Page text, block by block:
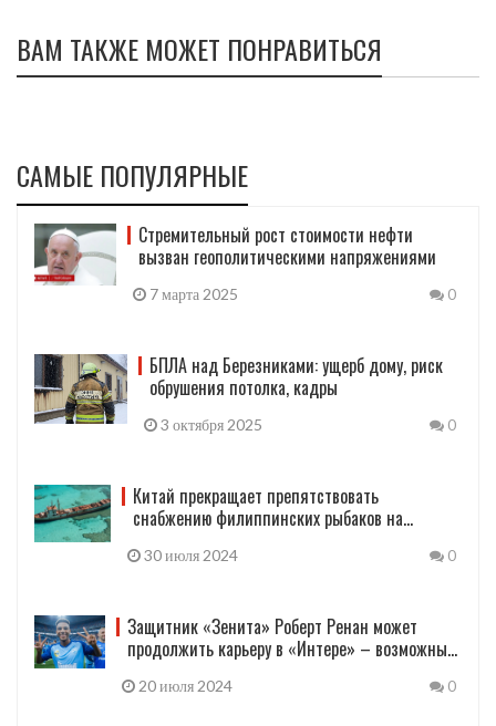
ВАМ ТАКЖЕ МОЖЕТ ПОНРАВИТЬСЯ
САМЫЕ ПОПУЛЯРНЫЕ
Стремительный рост стоимости нефти
вызван геополитическими напряжениями
7 марта 2025 0
БПЛА над Березниками: ущерб дому, риск
обрушения потолка, кадры
3 октября 2025 0
Китай прекращает препятствовать
снабжению филиппинских рыбаков на
30 июля 2024 0
Защитник «Зенита» Роберт Ренан может
продолжить карьеру в «Интере» – возможный
20 июля 2024 0